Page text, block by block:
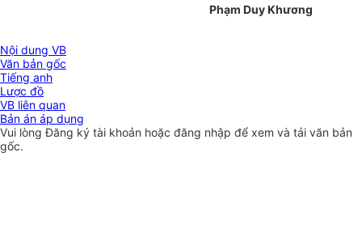
Phạm Duy Khương
Nội dung VB
Văn bản gốc
Tiếng anh
Lược đồ
VB liên quan
Bản án áp dụng
Vui lòngĐăng ký tài khoản hoặc đăng nhập để xem và tải văn bản
gốc.